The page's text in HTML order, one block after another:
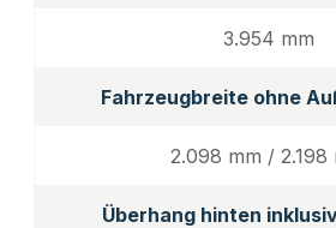
3.954 mm
Fahrzeugbreite ohne
2.098 mm / 2.198
Überhang hinten